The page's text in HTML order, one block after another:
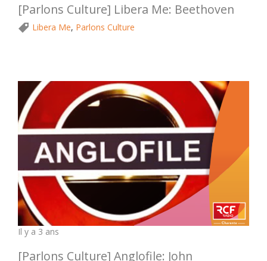
[Parlons Culture] Libera Me: Beethoven
Libera Me, Parlons Culture
Il y a 3 ans
[Parlons Culture] Anglofile: John